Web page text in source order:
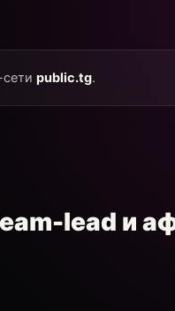
public.tg.
lead и